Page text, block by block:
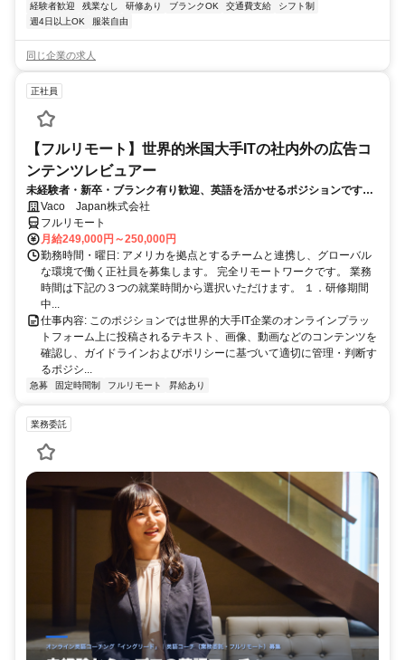
経験者歓迎
残業なし 研修あり ブランクOK 交通費支給
シフト制
週4日以上OK
服装自由
同じ企業の求人
正社員
【フルリモート】世界的米国大手ITの社内外の広告コ
ンテンツレビュアー
未経験者・新卒・ブランク有り歓迎、英語を活かせるポジションです。
完全リモート
Vaco Japan株式会社
フルリモート
月給249,000円～250,000円
勤務時間・曜日: アメリカを拠点とするチームと連携し、グローバル
な環境で働く正社員を募集します。 完全リモートワークです。 業務
時間は下記の３つの就業時間から選択いただけます。 １．研修期間
中...
仕事内容: このポジションでは世界的大手IT企業のオンラインプラッ
トフォーム上に投稿されるテキスト、画像、動画などのコンテンツを
確認し、ガイドラインおよびポリシーに基づいて適切に管理・判断す
るポジシ...
急募 固定時間制 フルリモート 昇給あり
業務委託